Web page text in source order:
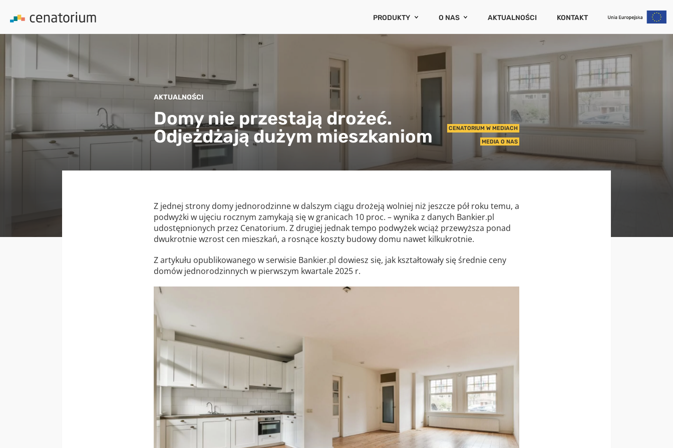
PRODUKTY
WYCENA PORTFELA NIERUCHOMOŚCI
E-HIPOTEKA
INDEKSY ZMIAN CEN
RYZYKA I OGRANICZENIA (SZKODOWOŚĆ)
PROGNOZA CEN NIERUCHOMOŚCI
O NAS
O CENATORIUM
RAPORTY I PUBLIKACJE
KARIERA
AKTUALNOŚCI KONTAKT
AKTUALNOŚCI
Domy nie przestają drożeć.
Odjeżdżają dużym mieszkaniom
CENATORIUM W MEDIACH
MEDIA O NAS
Z jednej strony domy jednorodzinne w dalszym ciągu drożeją wolniej niż jeszcze pół roku temu, a
podwyżki w ujęciu rocznym zamykają się w granicach 10 proc. – wynika z danych Bankier.pl
udostępnionych przez Cenatorium. Z drugiej jednak tempo podwyżek wciąż przewyższa ponad
dwukrotnie wzrost cen mieszkań, a rosnące koszty budowy domu nawet kilkukrotnie.
Z artykułu opublikowanego w serwisie Bankier.pl dowiesz się, jak kształtowały się średnie ceny
domów jednorodzinnych w pierwszym kwartale 2025 r.
ZAMKNIJ